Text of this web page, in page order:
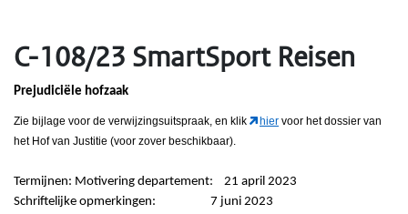
C-108/23 SmartSport Reisen
Prejudiciële hofzaak
Zie bijlage voor de verwijzingsuitspraak, en klik hier voor het dossier van
het Hof van Justitie (voor zover beschikbaar).
Termijnen: Motivering departement: 21 april 2023
Schriftelijke opmerkingen: 7 juni 2023